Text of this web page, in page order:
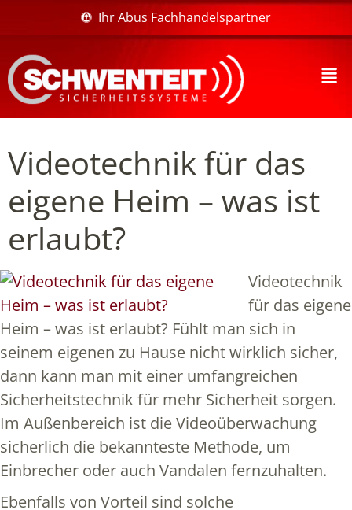
Ihr Abus Fachhandelspartner
Videotechnik für das
eigene Heim – was ist
erlaubt?
Videotechnik
für das eigene
Heim – was ist erlaubt? Fühlt man sich in
seinem eigenen zu Hause nicht wirklich sicher,
dann kann man mit einer umfangreichen
Sicherheitstechnik für mehr Sicherheit sorgen.
Im Außenbereich ist die Videoüberwachung
sicherlich die bekannteste Methode, um
Einbrecher oder auch Vandalen fernzuhalten.
Ebenfalls von Vorteil sind solche